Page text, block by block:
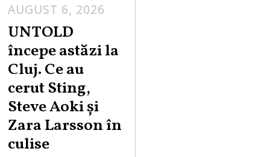
AUGUST 6, 2026
UNTOLD
începe astăzi la
Cluj. Ce au
cerut Sting,
Steve Aoki și
Zara Larsson în
culise